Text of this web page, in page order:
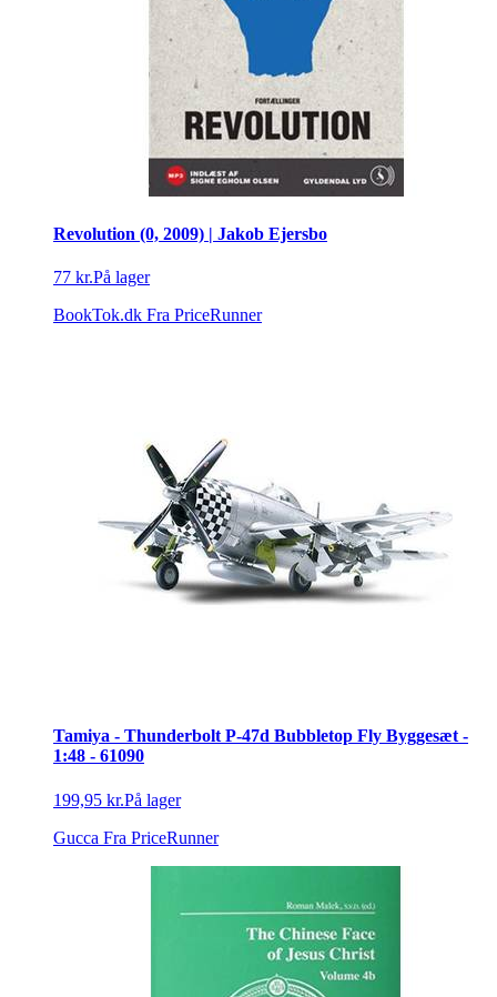
Revolution (0, 2009) | Jakob Ejersbo
77 kr.På lager
BookTok.dk Fra PriceRunner
Tamiya - Thunderbolt P-47d Bubbletop Fly Byggesæt -
1:48 - 61090
199,95 kr.På lager
Gucca Fra PriceRunner